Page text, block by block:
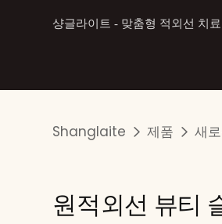
샹글라이트 - 맞춤형 적외선 치
Shanglaite 제품 새
원적외선 뷰티